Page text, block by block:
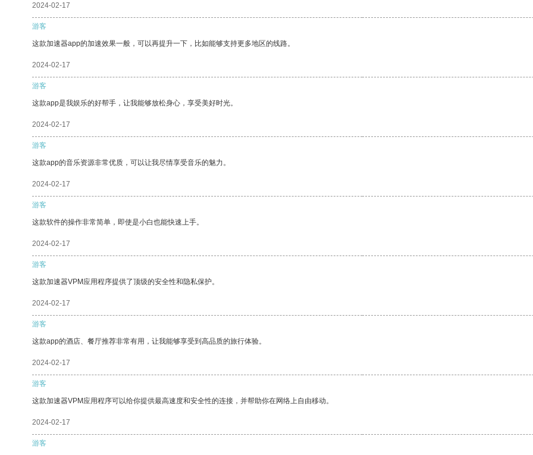
2024-02-17
游客
这款加速器app的加速效果一般，可以再提升一下，比如能够支持更多地区的线路。
2024-02-17
游客
这款app是我娱乐的好帮手，让我能够放松身心，享受美好时光。
2024-02-17
游客
这款app的音乐资源非常优质，可以让我尽情享受音乐的魅力。
2024-02-17
游客
这款软件的操作非常简单，即使是小白也能快速上手。
2024-02-17
游客
这款加速器VPM应用程序提供了顶级的安全性和隐私保护。
2024-02-17
游客
这款app的酒店、餐厅推荐非常有用，让我能够享受到高品质的旅行体验。
2024-02-17
游客
这款加速器VPM应用程序可以给你提供最高速度和安全性的连接，并帮助你在网络上自由移动。
2024-02-17
游客